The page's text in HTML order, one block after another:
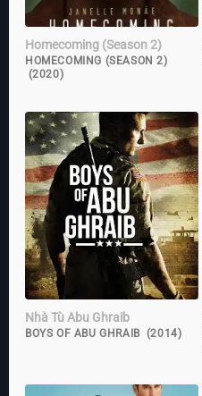
Homecoming (Season 2)
HOMECOMING (SEASON 2)
(2020)
Nhà Tù Abu Ghraib
BOYS OF ABU GHRAIB (2014)